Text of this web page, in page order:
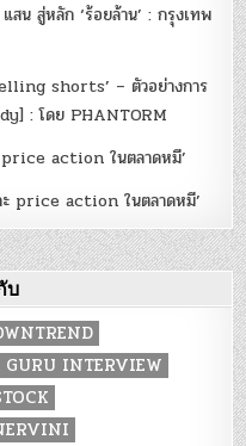
น สู่หลัก ‘ร้อยล้าน’ : กรุงเทพ
shorts’ – ตัวอย่างการ
: โดย PHANTORM
price action ในตลาดหมี’
ะ price action ในตลาดหมี’
บ
GURU INTERVIEW